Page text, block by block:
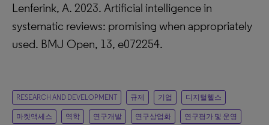
Lenferink, A. 2023. Artificial intelligence in
systematic reviews: promising when appropriately
used. BMJ Open, 13, e072254.
RESEARCH AND DEVELOPMENT 규제 기업 디지털헬스
마켓액세스 역학 연구개발 연구상업화 연구평가 및 운영